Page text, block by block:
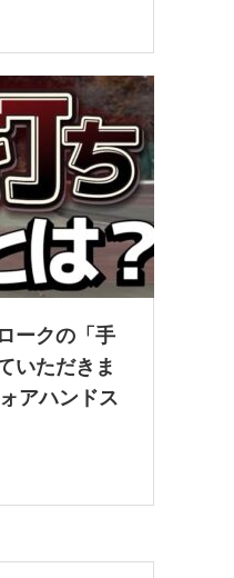
ークの「手
いただきま
アハンドス